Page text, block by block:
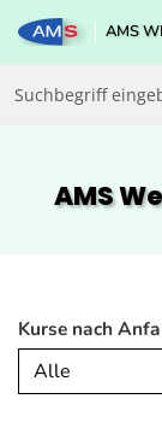
AMS
AMS
Kurse nach
Alle